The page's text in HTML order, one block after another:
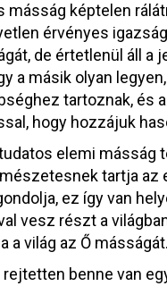
másság képtelen
érvényes
de értetlenül áll a
a másik olyan
tartoznak, és
hogy hozzájuk
elemi másság
tartja
ez így van
vesz részt a
a világ az Ő
benne van